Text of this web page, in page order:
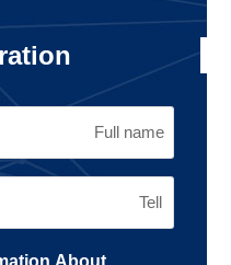
About :